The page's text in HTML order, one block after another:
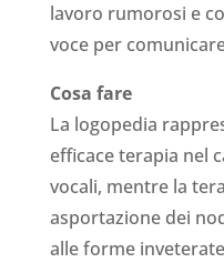
lavoro rumorosi e
voce per
Cosa fare
La logopedia
efficace terapia nel
vocali, mentre la
asportazione dei
alle forme